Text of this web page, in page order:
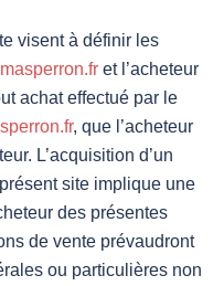
visent à définir les
et l’acheteur
achat effectué par le
, que l’acheteur
L’acquisition d’un
site implique une
des présentes
de vente prévaudront
ou particulières non